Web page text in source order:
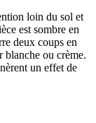
loin du sol et
est sombre en
deux coups en
blanche ou crème.
un effet de